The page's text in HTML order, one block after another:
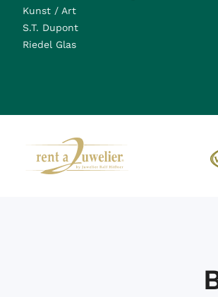
Kunst / Art
S.T. Dupont
Riedel Glas